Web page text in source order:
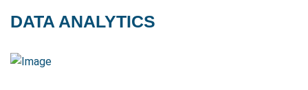
DATA ANALYTICS